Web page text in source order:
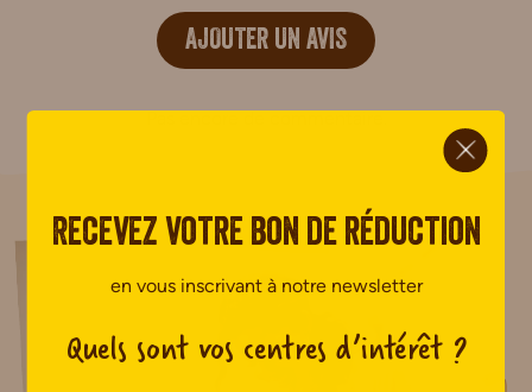
AJOUTER UN AVIS
Pas encore de commentaire.
Recevez votre bon de réduction
en vous inscrivant à notre newsletter
Quels sont vos centres d’intérêt ?